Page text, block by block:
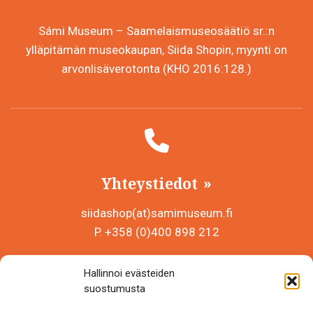
Hallinnoi evästeiden
suostumusta
Sámi Museum – Saamelaismuseosäätiö sr.:n
ylläpitämän museokaupan, Siida Shopin, myynti on
arvonlisäverotonta (KHO 2016:128.)
Yhteystiedot
siidashop(at)samimuseum.fi
P. +358 (0)400 898 212
Y-tunnus 0625907-2